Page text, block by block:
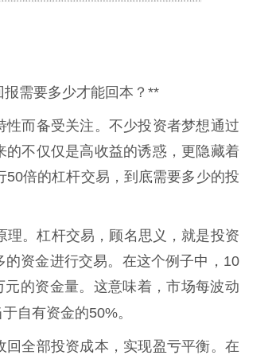
需要多少才能回本？**
而备受关注。不少投资者梦想通过
不仅仅是高收益的诱惑，更隐藏着
倍的杠杆交易，到底需要多少的投
。杠杆交易，顾名思义，就是投资
资金进行交易。在这个例子中，10
的资金量。这意味着，市场每波动
自有资金的50%。
全部投资成本，实现盈亏平衡。在